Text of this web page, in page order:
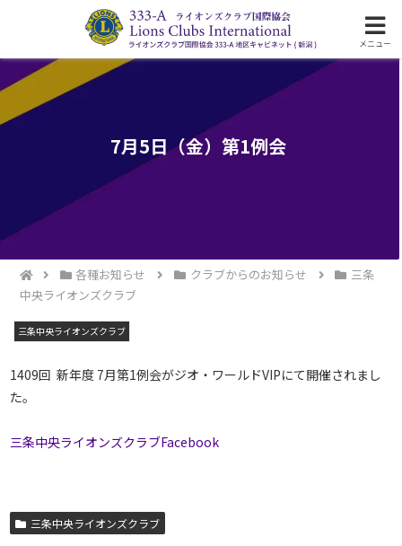
ライオンズクラブ国際協会333-A地区の活動
7月5日（金）第1例会
各種お知らせ クラブからのお知らせ
三条
中央ライオンズクラブ
三条中央ライオンズクラブ
1409回 新年度 7月第1例会がジオ・ワールドVIPにて開催されまし
た。
三条中央ライオンズクラブFacebook
三条中央ライオンズクラブ
メニュー